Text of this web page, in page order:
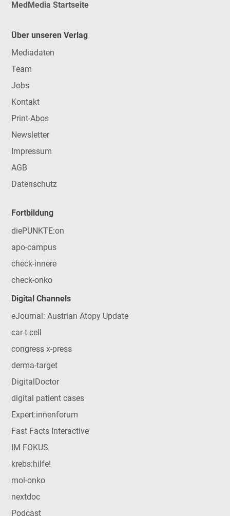
MedMedia Startseite
Über unseren Verlag
Mediadaten
Team
Jobs
Kontakt
Print-Abos
Newsletter
Impressum
AGB
Datenschutz
Fortbildung
diePUNKTE:on
apo-campus
check-innere
check-onko
Digital Channels
eJournal: Austrian Atopy Update
car-t-cell
congress x-press
derma-target
DigitalDoctor
digital patient cases
Expert:innenforum
Fast Facts Interactive
IM FOKUS
krebs:hilfe!
mol-onko
nextdoc
Podcast